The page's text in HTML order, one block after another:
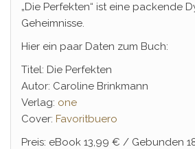
„Die Perfekten“ ist eine packende
Geheimnisse.
Hier ein paar Daten zum Buch:
Titel: Die Perfekten
Autor: Caroline Brinkmann
Verlag: one
Cover: Favoritbuero
Preis: eBook 13,99 € / Gebunden